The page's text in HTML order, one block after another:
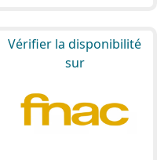
Vérifier la disponibilité
sur